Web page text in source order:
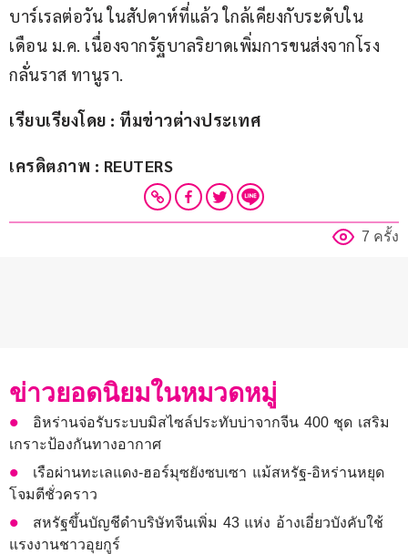
บาร์เรลต่อวัน ในสัปดาห์ที่แล้ว ใกล้เคียงกับระดับใน
เดือน ม.ค. เนื่องจากรัฐบาลริยาดเพิ่มการขนส่งจากโรง
กลั่นราส ทานูรา.
เรียบเรียงโดย : ทีมข่าวต่างประเทศ
เครดิตภาพ : REUTERS
7 ครั้ง
ข่าวยอดนิยมในหมวดหมู่
อิหร่านจ่อรับระบบมิสไซล์ประทับบ่าจากจีน 400 ชุด เสริม
เกราะป้องกันทางอากาศ
เรือผ่านทะเลแดง-ฮอร์มุซยังซบเซา แม้สหรัฐ-อิหร่านหยุด
โจมตีชั่วคราว
สหรัฐขึ้นบัญชีดำบริษัทจีนเพิ่ม 43 แห่ง อ้างเอี่ยวบังคับใช้
แรงงานชาวอุยกูร์